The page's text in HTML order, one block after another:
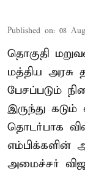
Published on: 08
தொகுதி
மத்திய
பேசப்படும்
இருந்து கடும்
தொடர்பாக
எம்பிக்களின்
அமைச்சர்